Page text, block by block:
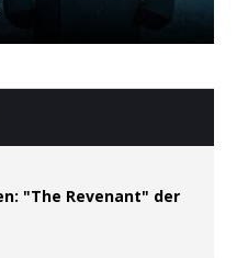
"The Revenant" der